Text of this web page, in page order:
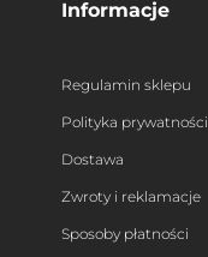
Informacje
Regulamin sklepu
Polityka prywatności
Dostawa
Zwroty i reklamacje
Sposoby płatności